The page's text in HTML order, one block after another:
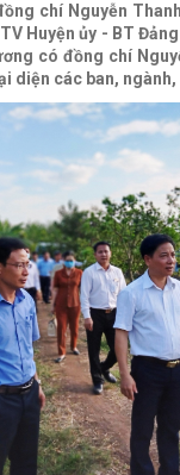
chí Nguyễn
Huyện ủy - BT
có đồng chí
diện các ban,